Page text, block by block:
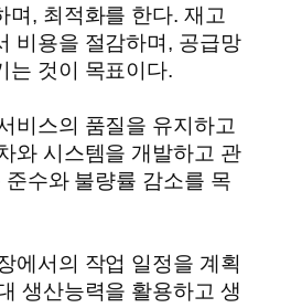
며, 최적화를 한다. 재고
비용을 절감하며, 공급망
는 것이 목표이다.
비스의 품질을 유지하고
와 시스템을 개발하고 관
수와 불량률 감소를 목
에서의 작업 일정을 계획
생산능력을 활용하고 생